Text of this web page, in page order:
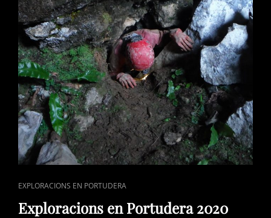
CAT
LINKS
EXPLORACIONS EN PORTUDERA
Exploracions en Portudera 2020